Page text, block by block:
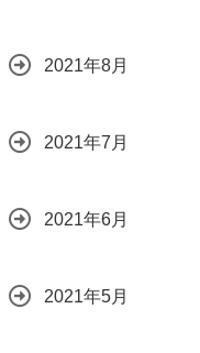
2021年8月
2021年7月
2021年6月
2021年5月